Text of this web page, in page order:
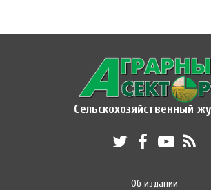
Сельскохозяйственный
Об издании